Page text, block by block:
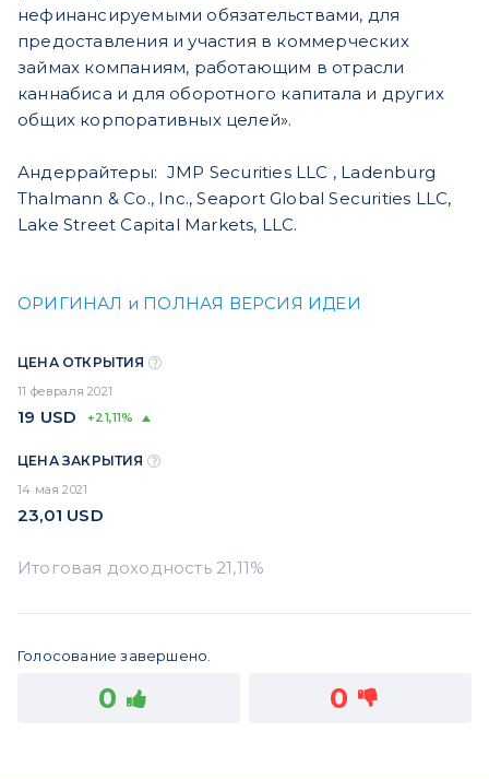
нефинансируемыми обязательствами, для
предоставления и участия в коммерческих
займах компаниям, работающим в отрасли
каннабиса и для оборотного капитала и других
общих корпоративных целей».
Андеррайтеры: JMP Securities LLC , Ladenburg
Thalmann & Co., Inc., Seaport Global Securities LLC,
Lake Street Capital Markets, LLC.
ОРИГИНАЛ и ПОЛНАЯ ВЕРСИЯ ИДЕИ
ЦЕНА ОТКРЫТИЯ
11 февраля 2021
19 USD +21,11%
ЦЕНА ЗАКРЫТИЯ
14 мая 2021
23,01 USD
Голосование завершено.
0 0